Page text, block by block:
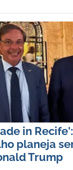
in
planeja
Trump